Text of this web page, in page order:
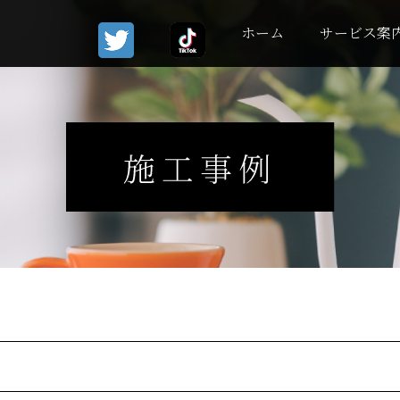
ホーム サービス案